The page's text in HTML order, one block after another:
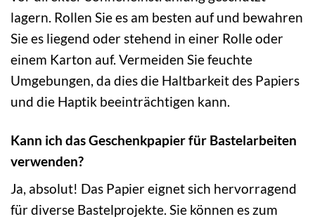
lagern. Rollen Sie es am besten auf und bewahren
Sie es liegend oder stehend in einer Rolle oder
einem Karton auf. Vermeiden Sie feuchte
Umgebungen, da dies die Haltbarkeit des Papiers
und die Haptik beeinträchtigen kann.
Kann ich das Geschenkpapier für Bastelarbeiten
verwenden?
Ja, absolut! Das Papier eignet sich hervorragend
für diverse Bastelprojekte. Sie können es zum